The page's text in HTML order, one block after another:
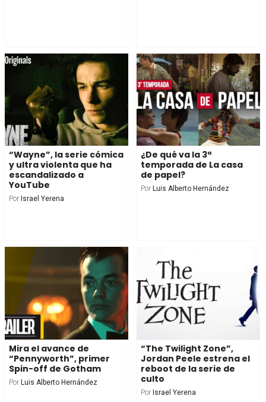
“Wayne”, la serie cómica
y ultra violenta que ha
escandalizado a
YouTube
Por Israel Yerena
¿De qué va la 3ª
temporada de La casa
de papel?
Por Luis Alberto Hernández
Mira el avance de
“Pennyworth”, primer
Spin-off de Gotham
Por Luis Alberto Hernández
“The Twilight Zone”,
Jordan Peele estrena el
reboot de la serie de
culto
Por Israel Yerena